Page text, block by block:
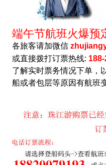
端午节航班火爆预
各旅客请加微信
或直接拨打订票热线:
了解实时票务情况下单，
船或者包层等原因有航班